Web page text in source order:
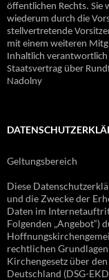
öffentlichen Rechts. Sie
wiederum durch die
stellvertretende
mit einem weiteren
Inhaltlich verantwortlich
Staatsvertrag über
Nadolny
Geltungsbereich
Diese
und die Zwecke der
Daten im
Folgenden „Angebot“)
rechtlichen
Kirchengesetz über
Deutschland (DSG-